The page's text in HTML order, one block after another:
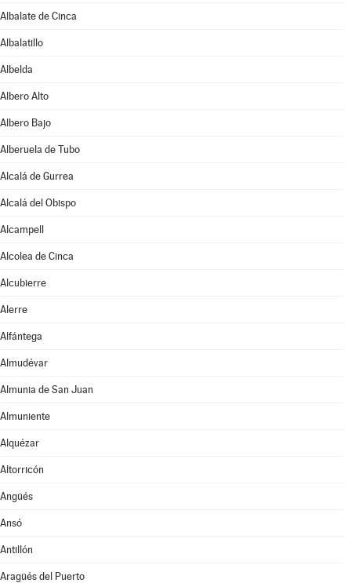
Albalate de Cinca
Albalatillo
Albelda
Albero Alto
Albero Bajo
Alberuela de Tubo
Alcalá de Gurrea
Alcalá del Obispo
Alcampell
Alcolea de Cinca
Alcubierre
Alerre
Alfántega
Almudévar
Almunia de San Juan
Almuniente
Alquézar
Altorricón
Angüés
Ansó
Antillón
Aragüés del Puerto